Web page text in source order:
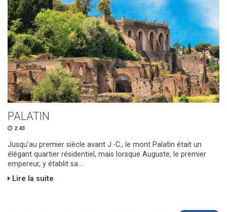
PALATIN
2.43
Jusqu’au premier siècle avant J.-C., le mont Palatin était un
élégant quartier résidentiel, mais lorsque Auguste, le premier
empereur, y établit sa...
Lire la suite